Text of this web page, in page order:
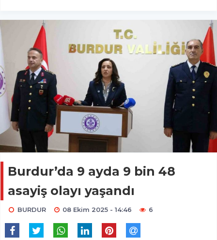
Burdur’da 9 ayda 9 bin 48
asayiş olayı yaşandı
BURDUR 08 Ekim 2025 - 14:46 6